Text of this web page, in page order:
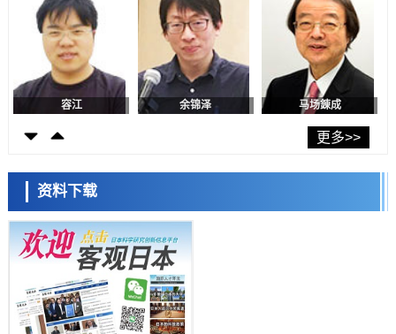
迥异之谜
科学研究
神户大学确认口服癌症疫苗B440单药给药的安全性，在转移性尿路上皮
癌患者中开展临床试验
日本发布《令和8年版科学技术与创新白皮书》，解读第七期基本计划
首年度政策方向
科学研究
东京大学发现可诱导细胞死亡的新型信使物质
东京都健康长寿医疗中心跨器官揭示衰老过程中的糖链变化
科学研究
产总研无需石油利用松脂制备石墨前驱体，可作为电池电极材料
科学研究
东京大学和海上保安厅等发现南海海槽沿线板块边界锁定状态存在区域
差异
政策
日本第2次医疗研究开发调整费，根据一线实际情况和需求分配99.3亿
容江 余锦泽 马场錬成
日本科学未来馆 科学交
流员
更多>>
资料下载